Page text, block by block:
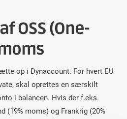
OSS (One-
op i Dynaccount. For hvert EU
skal oprettes en særskilt
i balancen. Hvis der f.eks.
(19% moms) og Frankrig (20%